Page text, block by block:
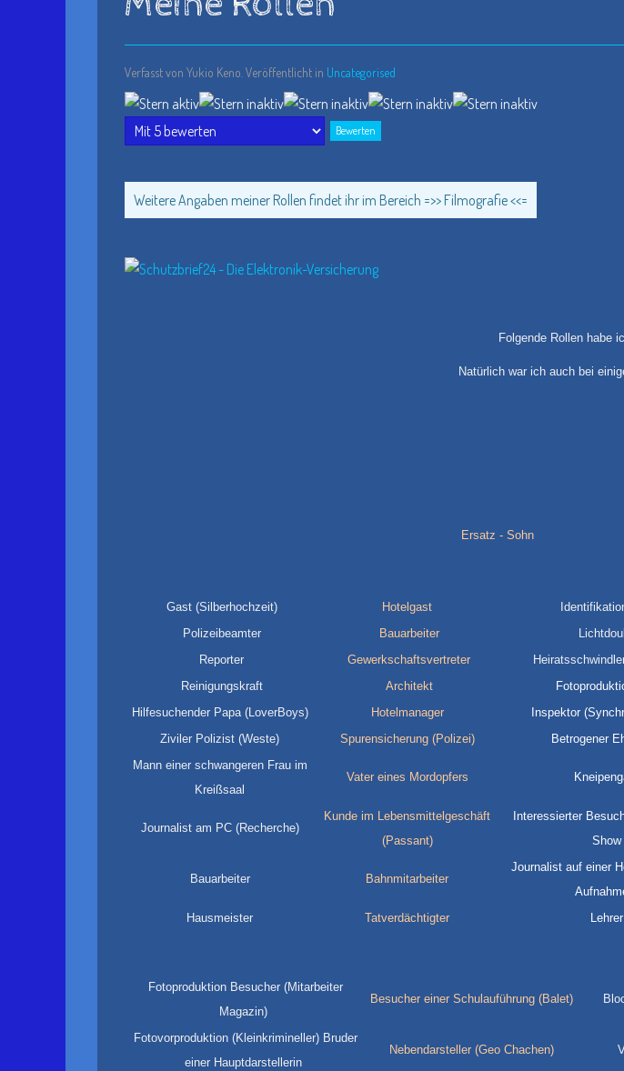
Verfasst von Yukio Keno. Veröffentlicht in Uncategorised
Bewertung:1/5
Bitte
Weitere Angaben meiner Rollen findet ihr im Bereich =>> Filmografie <<=
Folgende Rollen habe
Natürlich war ich auch bei
Ersatz - Sohn
Gast (Silberhochzeit) Hotelgast
Polizeibeamter Bauarbeiter
Reporter
Gewerkschaftsvertreter
Reinigungskraft
Architekt
Hilfesuchender Papa (LoverBoys)
Hotelmanager Inspektor
Ziviler Polizist (Weste)
Spurensicherung (Polizei) Betrogener
Mann einer schwangeren Frau im
Kreißsaal
Vater eines Mordopfers
Journalist am PC (Recherche)
Kunde im Lebensmittelgeschäft
(Passant)
Interessierter
Show
Bauarbeiter Bahnmitarbeiter
Journalist auf einer
Hausmeister
Tatverdächtigter Lehrer
Fotoproduktion Besucher (Mitarbeiter
Magazin)
Besucher einer Schulauführung (Balet)
Fotovorproduktion (Kleinkrimineller) Bruder
einer Hauptdarstellerin
Nebendarsteller (Geo Chachen)